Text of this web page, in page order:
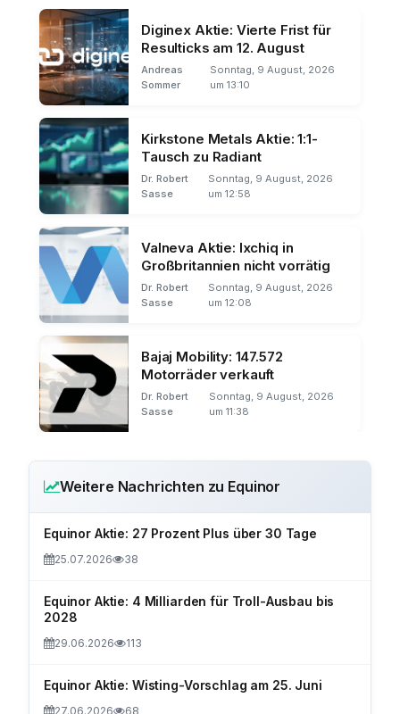
Diginex Aktie: Vierte Frist für
Resulticks am 12. August
Andreas
Sommer
Sonntag, 9 August, 2026
um 13:10
Kirkstone Metals Aktie: 1:1-
Tausch zu Radiant
Dr. Robert
Sasse
Sonntag, 9 August, 2026
um 12:58
Valneva Aktie: Ixchiq in
Großbritannien nicht vorrätig
Dr. Robert
Sasse
Sonntag, 9 August, 2026
um 12:08
Bajaj Mobility: 147.572
Motorräder verkauft
Dr. Robert
Sasse
Sonntag, 9 August, 2026
um 11:38
Weitere Nachrichten zu Equinor
Equinor Aktie: 27 Prozent Plus über 30 Tage
25.07.2026 38
Equinor Aktie: 4 Milliarden für Troll-Ausbau bis
2028
29.06.2026 113
Equinor Aktie: Wisting-Vorschlag am 25. Juni
27.06.2026 68